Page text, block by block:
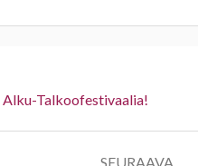
Alku-Talkoofestivaalia!
SEURAAVA